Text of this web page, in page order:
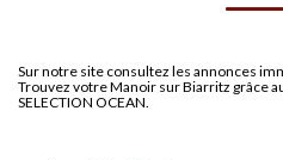
Sur notre site consultez les annonces
Trouvez votre Manoir sur Biarritz grâce
SELECTION OCEAN.